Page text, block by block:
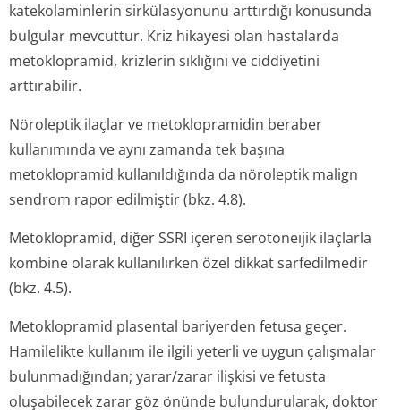
katekolaminlerin sirkülasyonunu arttırdığı konusunda
bulgular mevcuttur. Kriz hikayesi olan hastalarda
metoklopramid, krizlerin sıklığını ve ciddiyetini
arttırabilir.
Nöroleptik ilaçlar ve metoklopramidin beraber
kullanımında ve aynı zamanda tek başına
metoklopramid kullanıldığında da nöroleptik malign
sendrom rapor edilmiştir (bkz. 4.8).
Metoklopramid, diğer SSRI içeren serotoneıjik ilaçlarla
kombine olarak kullanılırken özel dikkat sarfedilmedir
(bkz. 4.5).
Metoklopramid plasental bariyerden fetusa geçer.
Hamilelikte kullanım ile ilgili yeterli ve uygun çalışmalar
bulunmadığından; yarar/zarar ilişkisi ve fetusta
oluşabilecek zarar göz önünde bulundurularak, doktor